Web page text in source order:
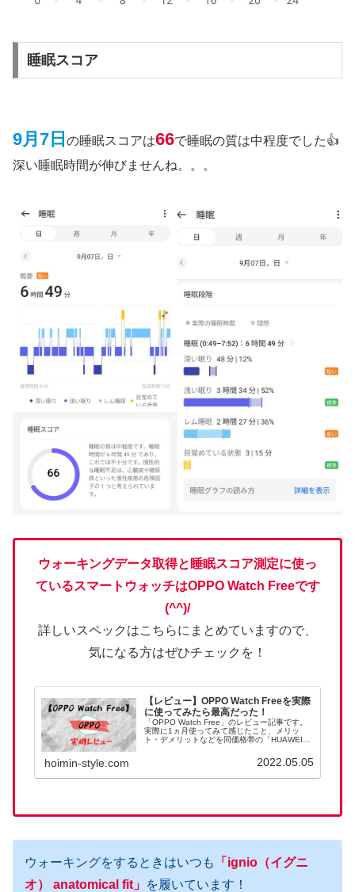
睡眠スコア
9月7日 の睡眠スコアは66で睡眠の質は中程度でした👍
深い睡眠時間が伸びませんね。。。
ウォーキングデータ取得と睡眠スコア測定に使っ
ているスマートウォッチはOPPO Watch Freeです
(^^)/
詳しいスペックはこちらにまとめていますので、
気になる方はぜひチェックを！
【レビュー】OPPO Watch Freeを実際
に使ってみたら最高だった！
「OPPO Watch Free」のレビュー記事です。
実際に1ヵ月使ってみて感じたこと、メリッ
ト・デメリットなどを同価格帯の「HUAWEI
アップルウォッチは高くて手が出せないけど、
1万円以下で買えるスマートウォッチは気にな
hoimin-style.com 2022.05.05
ウォーキングをするときはいつも 「ignio （イグニ
オ） anatomical fit」 を履いています！